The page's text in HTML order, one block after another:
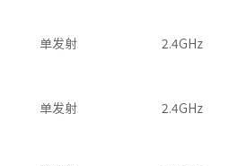
单发射 2.4GHz
单发射 2.4GHz